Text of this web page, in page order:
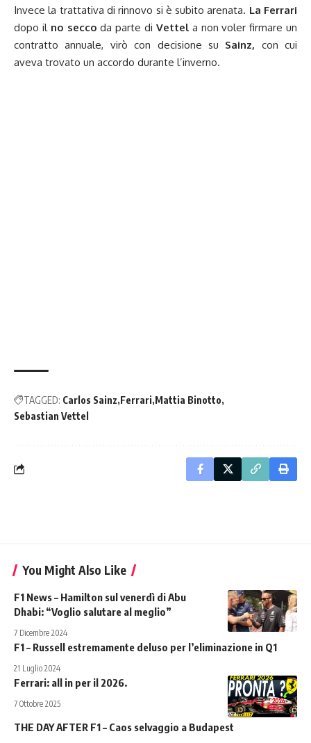
Invece la trattativa di rinnovo si è subito arenata. La Ferrari
dopo il no secco da parte di Vettela non voler firmare un
contratto annuale, virò con decisione su Sainz, con cui
aveva trovato un accordo durante l’inverno.
TAGGED: Carlos Sainz Ferrari Mattia Binotto
Sebastian Vettel
You Might Also Like
F1 News – Hamilton sul venerdì di Abu
Dhabi: “Voglio salutare al meglio”
7 Dicembre 2024
F1 – Russell estremamente deluso per l’eliminazione in Q1
21 Luglio 2024
Ferrari: all in per il 2026.
7 Ottobre 2025
THE DAY AFTER F1 – Caos selvaggio a Budapest